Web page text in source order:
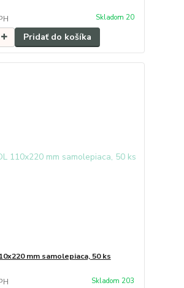
Skladom 20
Pridať do košíka
mm samolepiaca, 50 ks
Skladom 203